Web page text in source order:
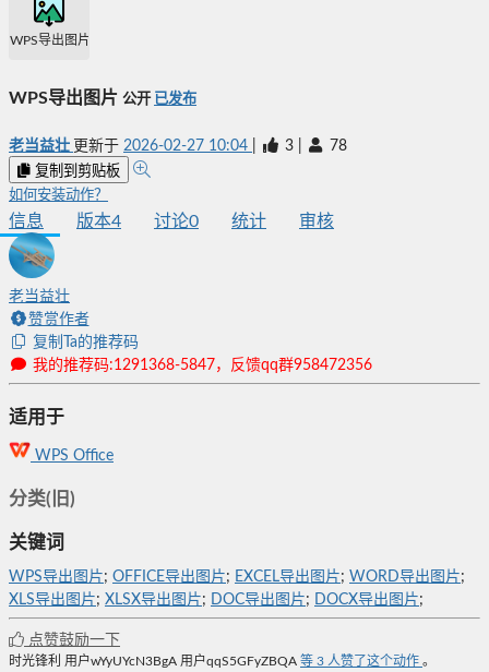
WPS导出图片
WPS导出图片 公开 已发布
老当益壮 更新于 2026-02-27 10:04 3 78
复制到剪贴板
如何安装动作？
信息 版本4 讨论0 统计 审核
老当益壮
赞赏作者
复制Ta的推荐码
我的推荐码:1291368-5847，反馈qq群958472356
适用于
WPS Office
分类(旧)
关键词
WPS导出图片; OFFICE导出图片; EXCEL导出图片; WORD导出图片;
XLS导出图片; XLSX导出图片; DOC导出图片; DOCX导出图片;
点赞鼓励一下
时光锋利 用户wYyUYcN3BgA 用户qqS5GFyZBQA 等 3 人赞了这个动作 。